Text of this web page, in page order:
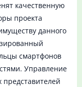
качественную
проекта
данного
смартфонов
Управление
представителей